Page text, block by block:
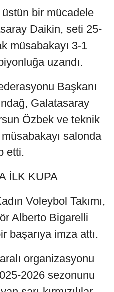
bir mücadele
Daikin, seti 25-
müsabakayı 3-1
uzandı.
Başkanı
Galatasaray
Özbek ve teknik
salonda
etti.
İLK KUPA
Voleybol Takımı,
Alberto Bigarelli
başarıya imza attı.
organizasyonu
2026 sezonunu